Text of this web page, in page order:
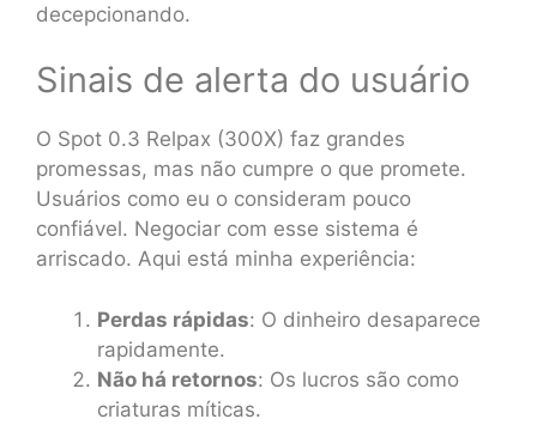
decepcionando.
Sinais de alerta do usuário
O Spot 0.3 Relpax (300X) faz grandes
promessas, mas não cumpre o que promete.
Usuários como eu o consideram pouco
confiável. Negociar com esse sistema é
arriscado. Aqui está minha experiência:
Perdas rápidas: O dinheiro desaparece
rapidamente.
Não há retornos: Os lucros são como
criaturas míticas.